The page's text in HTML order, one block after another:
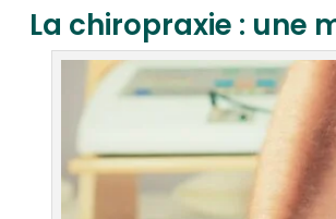
La chiropraxie : une